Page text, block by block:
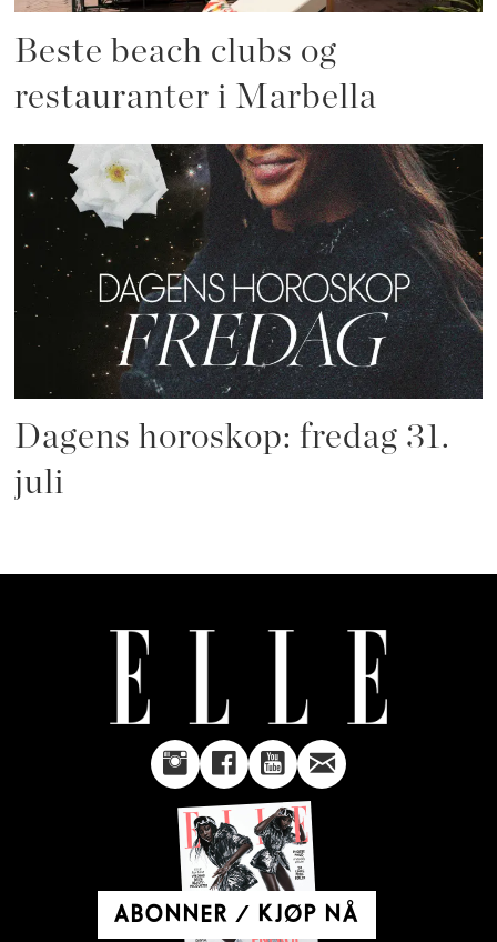
Beste beach clubs og
restauranter i Marbella
Dagens horoskop: fredag 31.
juli
ABONNER / KJØP NÅ